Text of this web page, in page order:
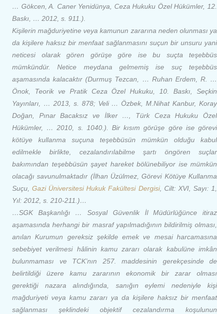
… Gökcen, A. Caner Yenidünya, Ceza Hukuku Özel Hükümler, 12.
Baskı, … 2012, s. 911.).
Kişilerin mağduriyetine veya kamunun zararına neden olunması ya
da kişilere haksız bir menfaat sağlanmasını suçun bir unsuru yani
neticesi olarak gören görüşe göre ise bu suçta teşebbüs
mümkündür. Netice meydana gelmemiş ise suç teşebbüs
aşamasında kalacaktır (Durmuş Tezcan, … Ruhan Erdem, R. …
Önok, Teorik ve Pratik Ceza Özel Hukuku, 10. Baskı, Seçkin
Yayınları, … 2013, s. 878; Veli … Özbek, M.Nihat Kanbur, Koray
Doğan, Pınar Bacaksız ve İlker …, Türk Ceza Hukuku Özel
Hükümler, … 2010, s. 1040.). Bir kısım görüşe göre ise görevi
kötüye kullanma suçuna teşebbüsün mümkün olduğu kabul
edilmekle birlikte, cezalandırılabilme şartı öngören suçlar
bakımından teşebbüsün şayet hareket bölünebiliyor ise mümkün
olacağı savunulmaktadır (İlhan Üzülmez, Görevi Kötüye Kullanma
Suçu,Gazi Üniversitesi Hukuk Fakültesi Dergisi, Cilt: XVI, Sayı: 1,
Yıl: 2012, s. 210-211.)…
…SGK Başkanlığı … Sosyal Güvenlik İl Müdürlüğünce itiraz
aşamasında herhangi bir masraf yapılmadığının bildirilmiş olması,
anılan Kurumun gereksiz şekilde emek ve mesai harcamasına
sebebiyet verilmesi hâlinin kamu zararı olarak kabulüne imkân
bulunmaması ve TCK’nın 257. maddesinin gerekçesinde de
belirtildiği üzere kamu zararının ekonomik bir zarar olması
gerektiği nazara alındığında, sanığın eylemi nedeniyle kişi
mağduriyeti veya kamu zararı ya da kişilere haksız bir menfaat
sağlanması şeklindeki objektif cezalandırma koşulunun